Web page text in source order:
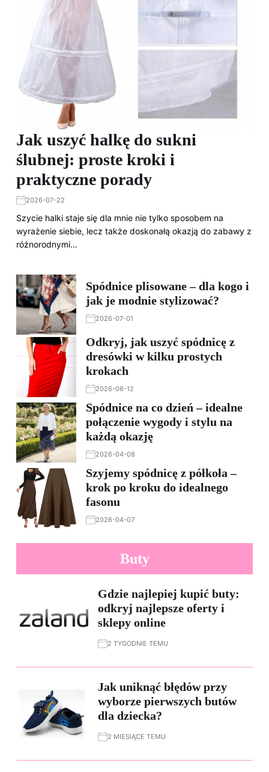
Jak uszyć halkę do sukni
ślubnej: proste kroki i
praktyczne porady
2026-07-22
Szycie halki staje się dla mnie nie tylko sposobem na
wyrażenie siebie, lecz także doskonałą okazją do zabawy z
różnorodnymi…
Spódnice plisowane – dla kogo i
jak je modnie stylizować?
2026-07-01
Odkryj, jak uszyć spódnicę z
dresówki w kilku prostych
krokach
2026-06-12
Spódnice na co dzień – idealne
połączenie wygody i stylu na
każdą okazję
2026-04-08
Szyjemy spódnicę z półkoła –
krok po kroku do idealnego
fasonu
2026-04-07
Buty
Gdzie najlepiej kupić buty:
odkryj najlepsze oferty i
sklepy online
2 TYGODNIE TEMU
Jak uniknąć błędów przy
wyborze pierwszych butów
dla dziecka?
2 MIESIĄCE TEMU